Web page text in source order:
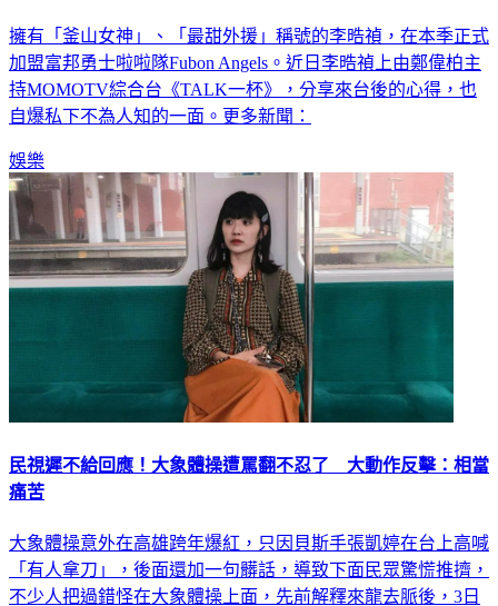
擁有「釜山女神」、「最甜外援」稱號的李晧禎，在本季正式
加盟富邦勇士啦啦隊Fubon Angels。近日李晧禎上由鄭偉柏主
持MOMOTV綜合台《TALK一杯》，分享來台後的心得，也
自爆私下不為人知的一面。更多新聞：
娛樂
民視遲不給回應！大象體操遭罵翻不忍了 大動作反擊：相當
痛苦
大象體操意外在高雄跨年爆紅，只因貝斯手張凱婷在台上高喊
「有人拿刀」，後面還加一句髒話，導致下面民眾驚慌推擠，
不少人把過錯怪在大象體操上面，先前解釋來龍去脈後，3日